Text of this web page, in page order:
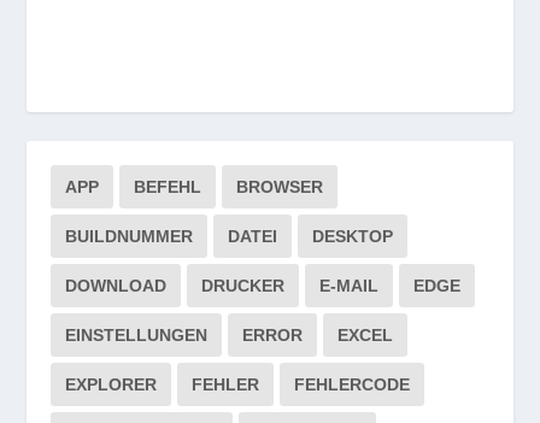
APP BEFEHL BROWSER
BUILDNUMMER DATEI DESKTOP
DOWNLOAD DRUCKER E-MAIL EDGE
EINSTELLUNGEN ERROR EXCEL
EXPLORER FEHLER FEHLERCODE